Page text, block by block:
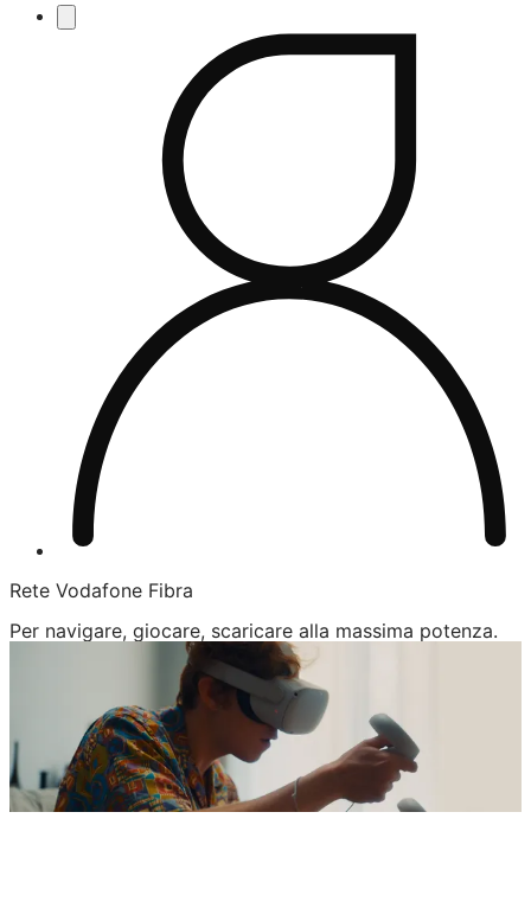
Rete Vodafone Fibra
Per navigare, giocare, scaricare alla massima potenza.